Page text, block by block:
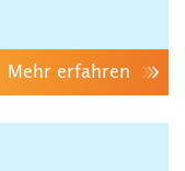
Mehr erfahren